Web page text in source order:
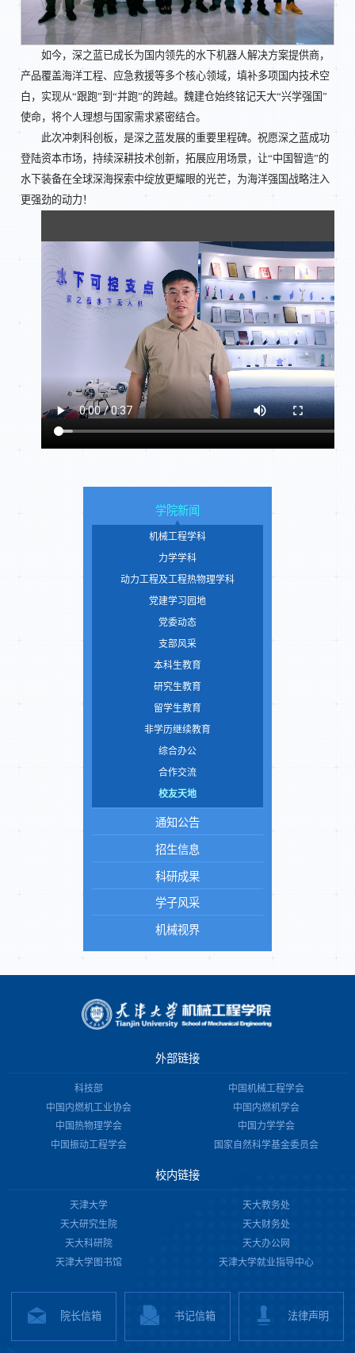
如今，深之蓝已成长为国内领先的水下机器人解决方案提供商，
产品覆盖海洋工程、应急救援等多个核心领域，填补多项国内技术空
白，实现从“跟跑”到“并跑”的跨越。魏建仓始终铭记天大“兴学强国”
使命，将个人理想与国家需求紧密结合。
此次冲刺科创板，是深之蓝发展的重要里程碑。祝愿深之蓝成功
登陆资本市场，持续深耕技术创新，拓展应用场景，让“中国智造”的
水下装备在全球深海探索中绽放更耀眼的光芒，为海洋强国战略注入
更强劲的动力！
学院新闻
机械工程学科
力学学科
动力工程及工程热物理学科
党建学习园地
党委动态
支部风采
本科生教育
研究生教育
留学生教育
非学历继续教育
综合办公
合作交流
校友天地
通知公告
招生信息
科研成果
学子风采
机械视界
外部链接
科技部
中国机械工程学会
中国内燃机工业协会
中国内燃机学会
中国热物理学会
中国力学学会
中国振动工程学会
国家自然科学基金委员会
校内链接
天津大学
天大教务处
天大研究生院
天大财务处
天大科研院
天大办公网
天津大学图书馆
天津大学就业指导中心
院长信箱 书记信箱 法律声明